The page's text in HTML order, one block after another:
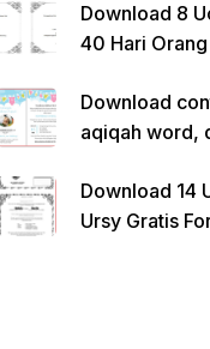
Download 8
40 Hari
Download
aqiqah word,
Download 14
Ursy Gratis